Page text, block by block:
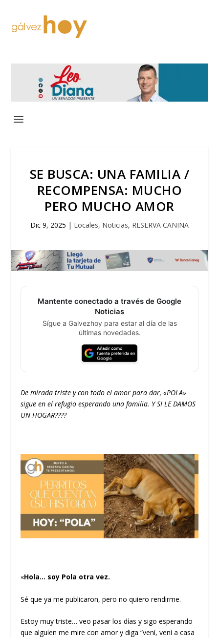
SE BUSCA: UNA FAMILIA /
RECOMPENSA: MUCHO
PERO MUCHO AMOR
Dic 9, 2025 | Locales, Noticias, RESERVA CANINA
Mantente conectado a través de Google
Noticias
Sígue a Galvezhoy para estar al día de las
últimas novedades.
De mirada triste y con todo el amor para dar, «POLA»
sigue en el refugio esperando una familia. Y SI LE DAMOS
UN HOGAR????
«Hola… soy Pola otra vez.
Sé que ya me publicaron, pero no quiero rendirme.
Estoy muy triste… veo pasar los días y sigo esperando
que alguien me mire con amor y diga “vení, vení a casa